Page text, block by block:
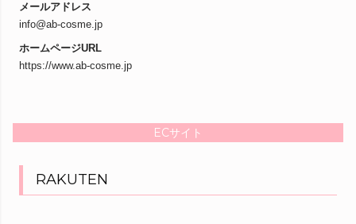
メールアドレス
info@ab-cosme.jp
ホームページURL
https://www.ab-cosme.jp
ECサイト
RAKUTEN